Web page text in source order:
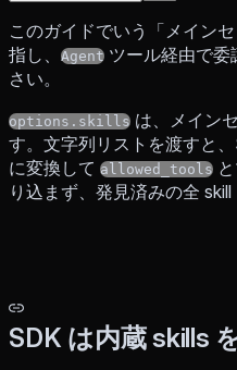
このガイドでいう「メインセ
指し、
Agent ツール経由で
さい。
options.skills は、メイン
す。文字列リストを渡すと
に変換して allowed_tools
り込まず、発見済みの全 skill
SDK は内蔵 skills